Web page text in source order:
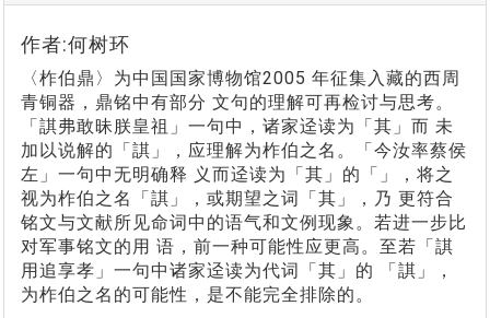
作者:何树环
〈柞伯鼎〉为中国国家博物馆2005 年征集入藏的西周
青铜器，鼎铭中有部分 文句的理解可再检讨与思考。
「諆弗敢昧朕皇祖」一句中，诸家迳读为「其」而 未
加以说解的「諆」，应理解为柞伯之名。「今汝率蔡侯
左」一句中无明确释 义而迳读为「其」的「」，将之
视为柞伯之名「諆」，或期望之词「其」，乃 更符合
铭文与文献所见命词中的语气和文例现象。若进一步比
对军事铭文的用 语，前一种可能性应更高。至若「諆
用追享孝」一句中诸家迳读为代词「其」的 「諆」，
为柞伯之名的可能性，是不能完全排除的。